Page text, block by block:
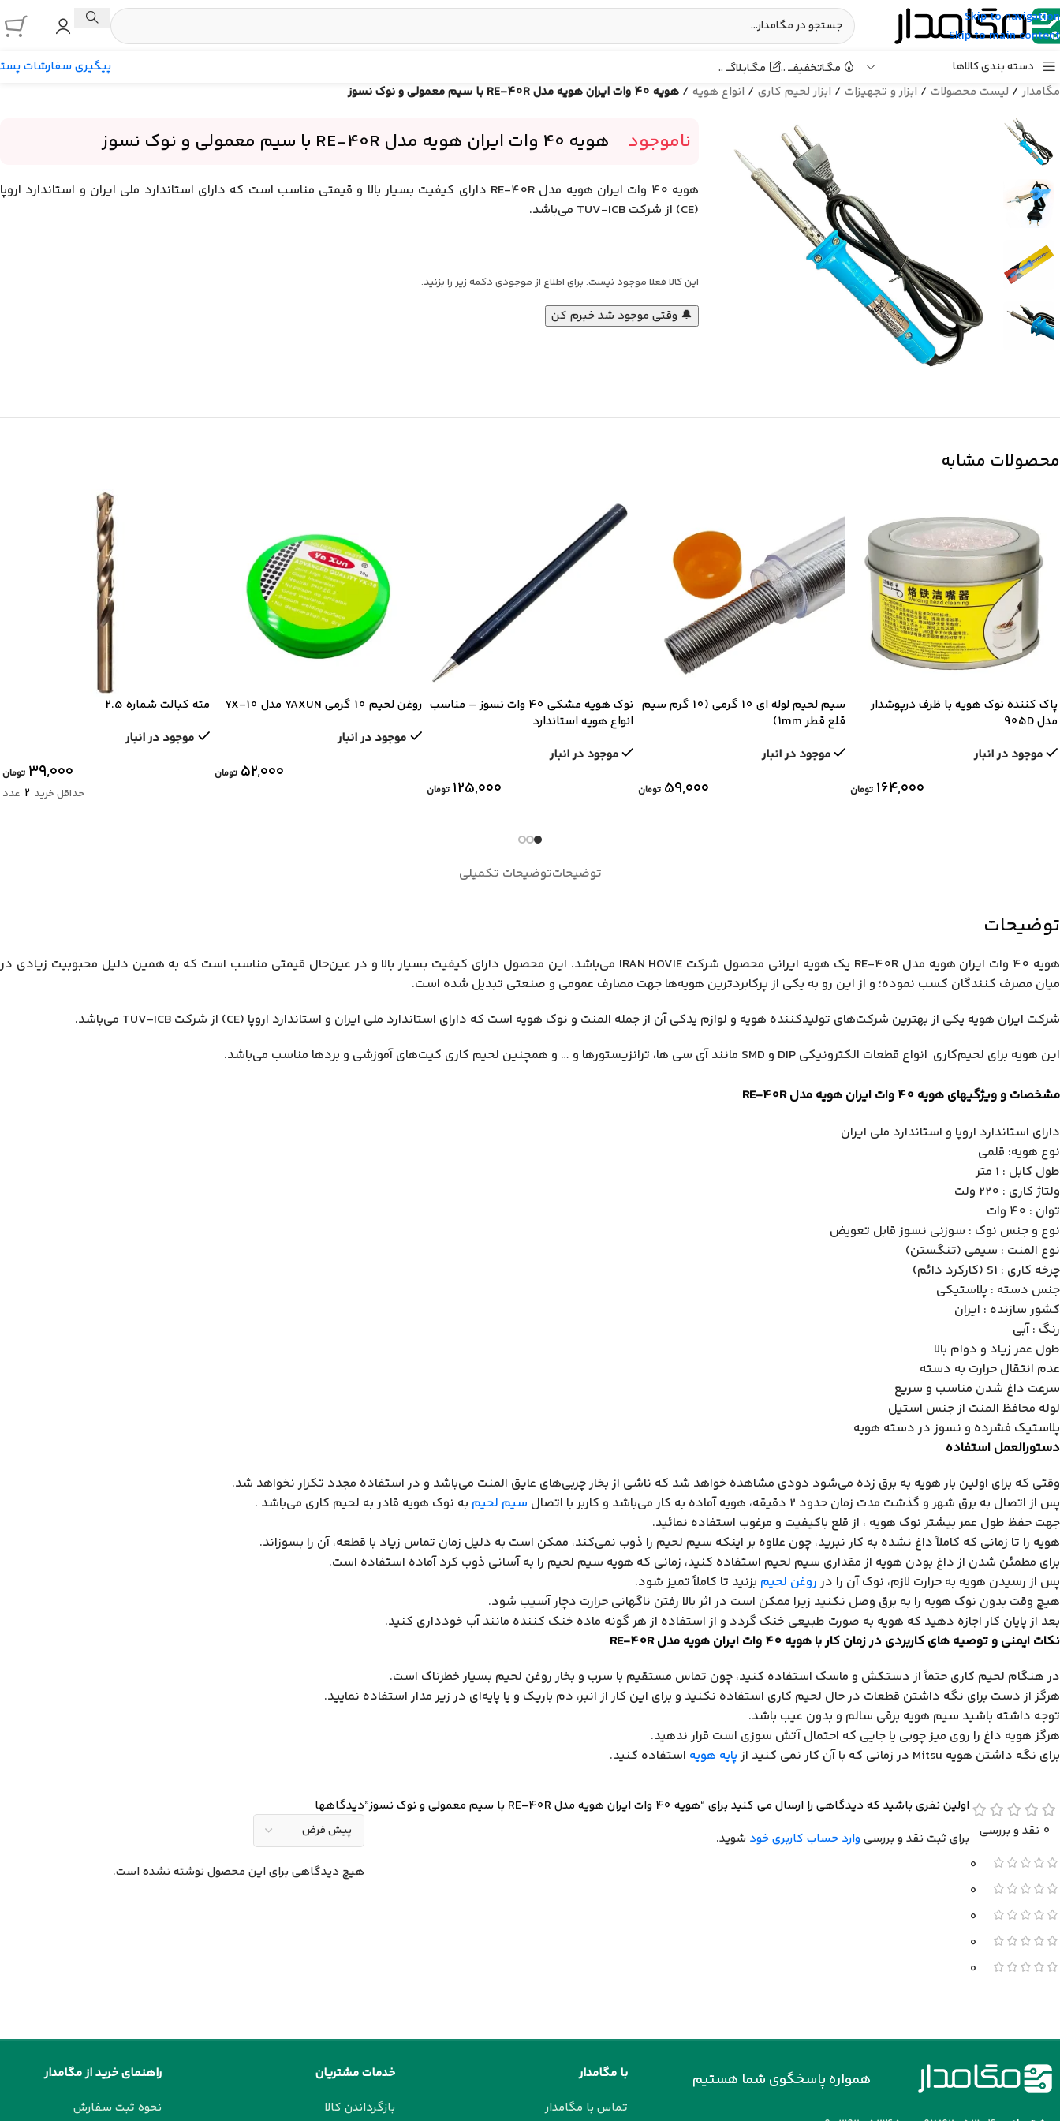
Skip to navigation
Skip to main content
دسته بندی کالاها مگـاتخفیفـــ .. مگـابـلاگـــ ..
پیگیری سفارشات
مگامدار/ لیست محصولات / ابزار و تجهیزات / ابزار لحیم کاری / انواع هویه / هویه 40 وات ایران هویه مدل RE-40R با سیم معمولی و نوک نسوز
ناموجود هویه 40 وات ایران هویه مدل RE-40R با سیم معمولی و نوک نسوز
هویه 40 وات ایران هویه مدل RE-40R دارای کیفیت بسیار بالا و قیمتی مناسب است که دارای استاندارد ملی ایران و استاندارد اروپا
(CE) از شرکت TUV-ICB می‌باشد.
این کالا فعلا موجود نیست. برای اطلاع از موجودی دکمه زیر را بزنید.
🔔 وقتی موجود شد خبرم کن
محصولات مشابه
پاک کننده نوک هویه با ظرف درپوشدار
مدل 905D
موجود در انبار
۱۶۴,۰۰۰ تومان
سیم لحیم لوله ای 10 گرمی (10 گرم سیم
قلع قطر 1mm)
موجود در انبار
۵۹,۰۰۰ تومان
نوک هویه مشکی 40 وات نسوز – مناسب
انواع هویه استاندارد
موجود در انبار
۱۲۵,۰۰۰ تومان
روغن لحیم 10 گرمی YAXUN مدل YX-10
موجود در انبار
۵۲,۰۰۰ تومان
مته کبالت شماره 2.5
موجود در انبار
۳۹,۰۰۰ تومان
حداقل خرید 2 عدد
توضیحاتتوضیحات تکمیلی
توضیحات
هویه 40 وات ایران هویه مدل RE-40R یک هویه ایرانی محصول شرکت IRAN HOVIE می‌باشد. این محصول دارای کیفیت بسیار بالا و در عین‌حال قیمتی مناسب است که به همین دلیل محبوبیت زیادی در
میان مصرف کنندگان کسب نموده؛ و از این رو به یکی از پرکابردترین هویه‌ها جهت مصارف عمومی و صنعتی تبدیل شده است.
شرکت ایران هویه یکی از بهترین شرکت‌های تولیدکننده هویه و لوازم یدکی آن از جمله المنت و نوک هویه است که دارای استاندارد ملی ایران و استاندارد اروپا (CE) از شرکت TUV-ICB می‌باشد.
این هویه برای لحیم‌کاری انواع قطعات الکترونیکی DIP و SMD مانند آی سی ها، ترانزیستورها و … و همچنین لحیم کاری کیت‌های آموزشی و بردها مناسب می‌باشد.
مشخصات و ویژگیهای هویه 40 وات ایران هویه مدل RE-40R
دارای استاندارد اروپا و استاندارد ملی ایران
نوع هویه: قلمی
طول کابل : 1 متر
ولتاژ کاری : 220 ولت
توان : 40 وات
نوع و جنس نوک : سوزنی نسوز قابل تعویض
نوع المنت : سیمی (تنگستن)
چرخه کاری : S1 (کارکرد دائم)
جنس دسته : پلاستیکی
کشور سازنده : ایران
رنگ : آبی
طول عمر زیاد و دوام بالا
عدم انتقال حرارت به دسته
سرعت داغ شدن مناسب و سریع
لوله محافظ المنت از جنس استیل
پلاستیک فشرده و نسوز در دسته هویه
دستورالعمل استفاده
وقتی که برای اولین بار هویه به برق زده می‌شود دودی مشاهده خواهد شد که ناشی از بخار چربی‌های عایق المنت می‌باشد و در استفاده مجدد تکرار نخواهد شد.
پس از اتصال به برق شهر و گذشت مدت زمان حدود 2 دقیقه، هویه آماده به کار می‌باشد و کاربر با اتصال
سیم لحیم به نوک هویه قادر به لحیم کاری می‌باشد .
جهت حفظ طول عمر بیشتر نوک هویه ، از قلع باکیفیت و مرغوب استفاده نمائید.
هویه را تا زمانی که کاملاً داغ نشده به کار نبرید، چون علاوه بر اینکه سیم لحیم را ذوب نمی‌کند، ممکن است به دلیل زمان تماس زیاد با قطعه، آن را بسوزاند.
برای مطمئن شدن از داغ بودن هویه از مقداری سیم لحیم استفاده کنید، زمانی که هویه سیم لحیم را به آسانی ذوب کرد آماده استفاده است.
پس از رسیدن هویه به حرارت لازم، نوک آن را درروغن لحیم بزنید تا کاملاً تمیز شود.
هیچ وقت بدون نوک هویه را به برق وصل نکنید زیرا ممکن است در اثر بالا رفتن ناگهانی حرارت دچار آسیب شود.
بعد از پایان کار اجازه دهید که هویه به صورت طبیعی خنک گردد و از استفاده از هر گونه ماده خنک کننده مانند آب خودداری کنید.
نکات ایمنی و توصیه های کاربردی در زمان کار با هویه 40 وات ایران هویه مدل RE-40R
در هنگام لحیم­ کاری حتماً از دستکش و ماسک استفاده کنید، چون تماس مستقیم با سرب و بخار روغن لحیم بسیار خطرناک است.
هرگز از دست برای نگه داشتن قطعات در حال لحیم­ کاری استفاده نکنید و برای این کار از انبر، دم باریک و یا پایه­‌ای در زیر مدار استفاده نمایید.
توجه داشته باشید سیم هویه برقی سالم و بدون عیب باشد.
هرگز هویه داغ را روی میز چوبی یا جایی که احتمال آتش سوزی است قرار ندهید.
برای نگه داشتن هویه Mitsu در زمانی که با آن کار نمی کنید از
پایه هویه استفاده کنید.
0 نقد و بررسی
0
0
0
0
0
دیدگاهها
هیچ دیدگاهی برای این محصول نوشته نشده است.
اولین نفری باشید که دیدگاهی را ارسال می کنید برای “هویه 40 وات ایران هویه مدل RE-40R با سیم معمولی و نوک نسوز”
برای ثبت نقد و بررسیوارد حساب کاربری خود شوید.
همواره پاسخگوی شما هستیم
با مگامدار
تماس با مگامدار
خدمات مشتریان
بازگرداندن کالا
راهنمای خرید از مگامدار
نحوه ثبت سفارش